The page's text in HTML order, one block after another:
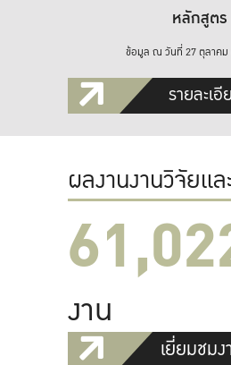
หลักสูตร
ข้อมูล ณ วันที่ 27 ตุลาคม
รายละเ
ผลงานงานวิจัยแ
งาน
เยี่ยมชม